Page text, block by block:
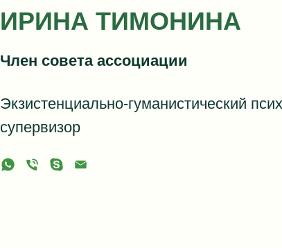
ИРИНА ТИМОНИНА
Член совета ассоциации
Экзистенциально-гуманистический
супервизор